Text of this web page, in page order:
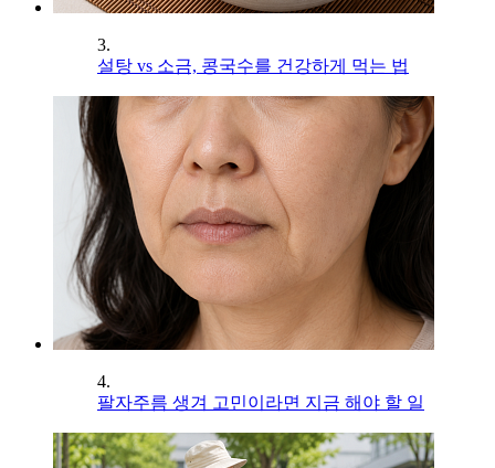
3.
설탕 vs 소금, 콩국수를 건강하게 먹는 법
4.
팔자주름 생겨 고민이라면 지금 해야 할 일